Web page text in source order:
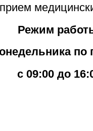
Режим
по
с 09:00 до